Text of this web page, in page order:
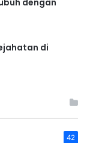
dengan
di
42